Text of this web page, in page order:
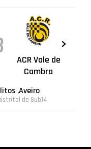
ACR Vale de
Cambra
,Aveiro
de Sub14